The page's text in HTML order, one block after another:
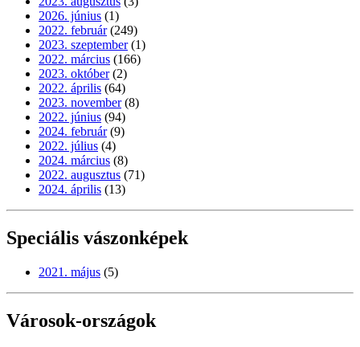
2026. június (1)
2022. február (249)
2023. szeptember (1)
2022. március (166)
2023. október (2)
2022. április (64)
2023. november (8)
2022. június (94)
2024. február (9)
2022. július (4)
2024. március (8)
2022. augusztus (71)
2024. április (13)
Speciális vászonképek
2021. május (5)
Városok-országok